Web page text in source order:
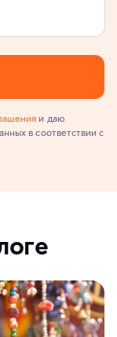
и даю
в соответствии с